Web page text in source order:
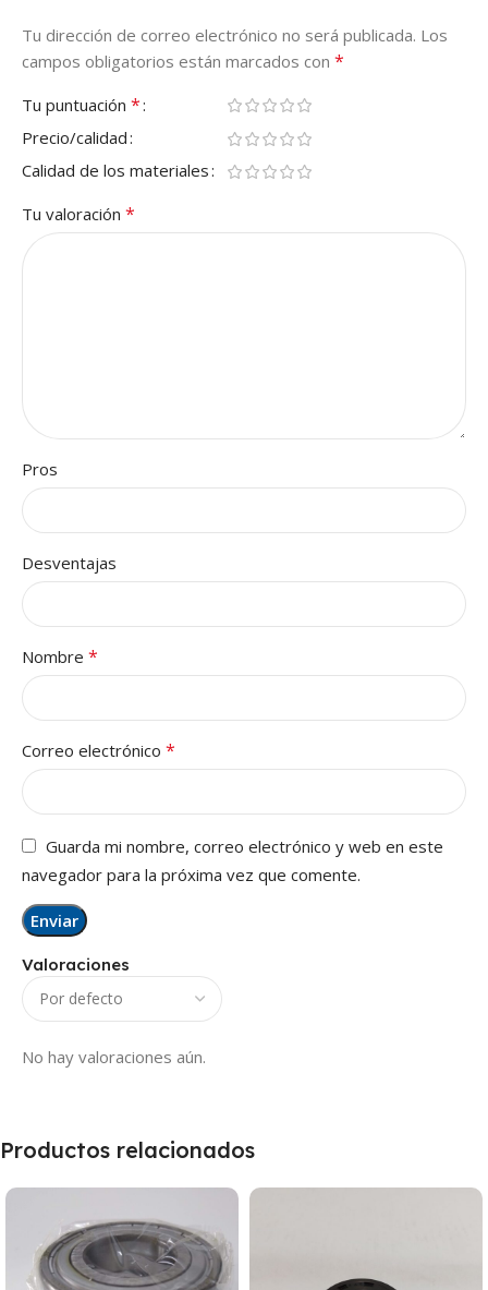
Valoraciones
No hay valoraciones aún.
Tu dirección de correo electrónico no será publicada. Los
campos obligatorios están marcados con *
Tu puntuación *
Precio/calidad
Calidad de los materiales
Tu valoración *
Pros
Desventajas
Nombre *
Correo electrónico *
Guarda mi nombre, correo electrónico y web en este
navegador para la próxima vez que comente.
Productos relacionados